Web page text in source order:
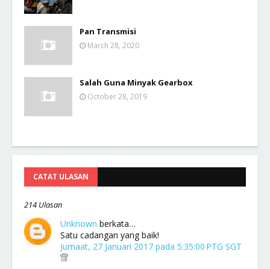
Pan Transmisi
March 28, 2020
Salah Guna Minyak Gearbox
October 28, 2019
CATAT ULASAN
214 Ulasan
Unknown berkata…
Satu cadangan yang baik!
Jumaat, 27 Januari 2017 pada 5:35:00 PTG SGT